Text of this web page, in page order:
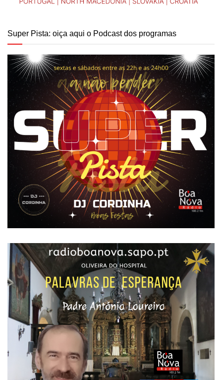
Super Pista: oiça aqui o Podcast dos programas